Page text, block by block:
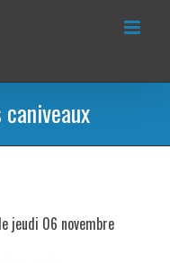
jeudi 06 novembre